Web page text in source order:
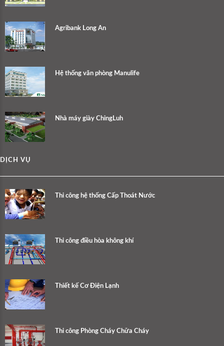
Agribank Long An
Hệ thống văn phòng Manulife
Nhà máy giày ChingLuh
DỊCH VỤ
Thi công hệ thống Cấp Thoát Nước
Thi công điều hòa không khí
Thiết kế Cơ Điện Lạnh
Thi công Phòng Cháy Chữa Cháy